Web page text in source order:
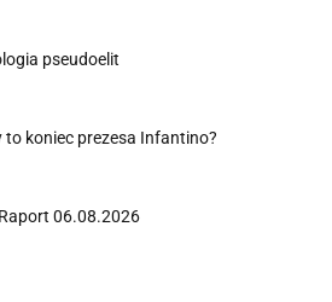
pseudoelit
to koniec prezesa Infantino?
06.08.2026